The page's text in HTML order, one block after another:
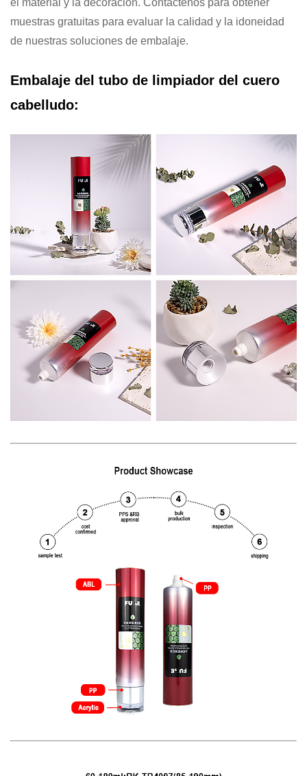
muestras gratuitas para evaluar la calidad y la idoneidad
de nuestras soluciones de embalaje.
Embalaje del tubo de limpiador del cuero
cabelludo: